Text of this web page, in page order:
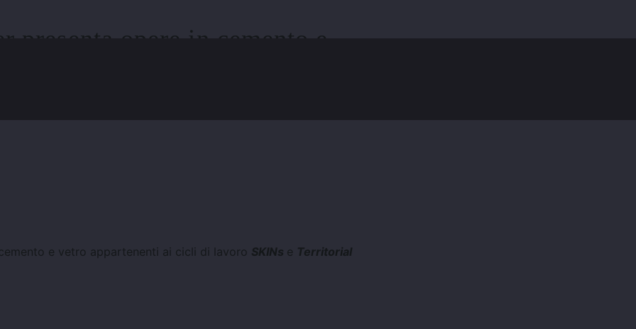
presenta opere in cemento e
Monuments di Ömer
e vetro appartenenti ai cicli di lavoro SKINs e Territorial